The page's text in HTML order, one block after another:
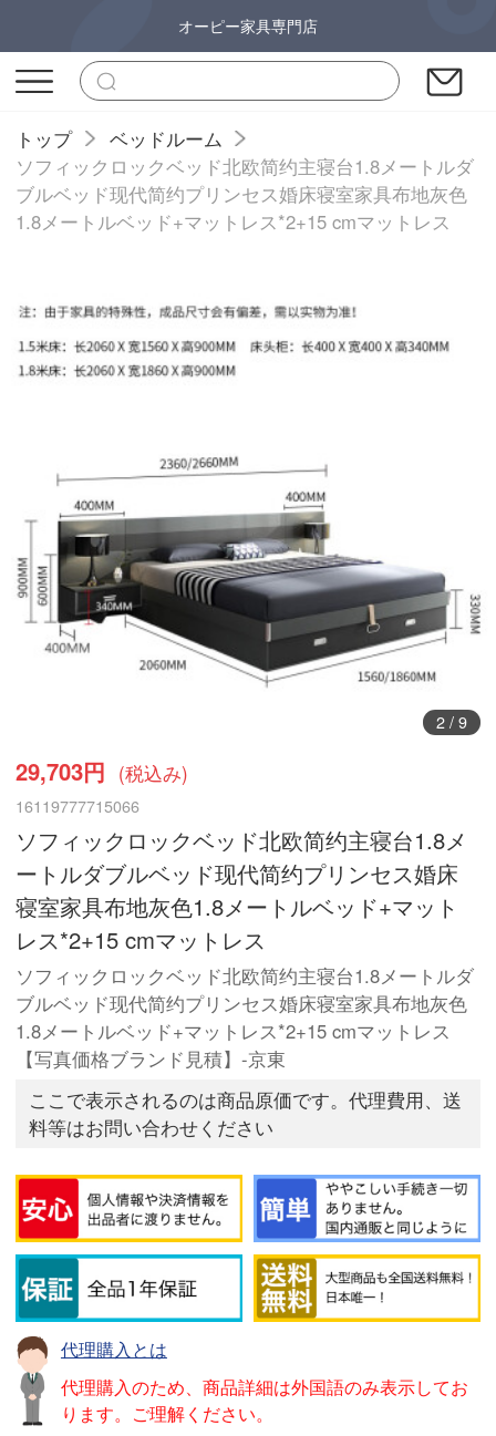
オーピー家具専門店
トップ
ベッドルーム
ソフィックロックベッド北欧简约主寝台1.8メートルダ
ブルベッド现代简约プリンセス婚床寝室家具布地灰色
1.8メートルベッド+マットレス*2+15 cmマットレス
3/ 9
29,703円 (税込み)
16119777715066
ソフィックロックベッド北欧简约主寝台1.8メ
ートルダブルベッド现代简约プリンセス婚床
寝室家具布地灰色1.8メートルベッド+マット
レス*2+15 cmマットレス
ソフィックロックベッド北欧简约主寝台1.8メートルダ
ブルベッド现代简约プリンセス婚床寝室家具布地灰色
1.8メートルベッド+マットレス*2+15 cmマットレス
【写真価格ブランド見積】-京東
ここで表示されるのは商品原価です。代理費用、送
料等はお問い合わせください
代理購入とは
代理購入のため、商品詳細は外国語のみ表示してお
ります。ご理解ください。